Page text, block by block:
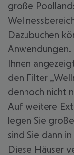
große
Dazubuchen
Ihnen
den Filter
dennoch nicht
Auf weitere
legen Sie
sind Sie dann
Diese Häuser